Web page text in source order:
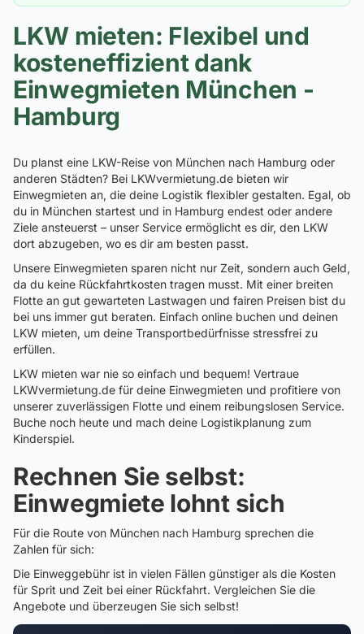
LKW mieten: Flexibel und
kosteneffizient dank
Einwegmieten München -
Hamburg
Du planst eine LKW-Reise von München nach Hamburg oder
anderen Städten? Bei LKWvermietung.de bieten wir
Einwegmieten an, die deine Logistik flexibler gestalten. Egal, ob
du in München startest und in Hamburg endest oder andere
Ziele ansteuerst – unser Service ermöglicht es dir, den LKW
dort abzugeben, wo es dir am besten passt.
Unsere Einwegmieten sparen nicht nur Zeit, sondern auch Geld,
da du keine Rückfahrtkosten tragen musst. Mit einer breiten
Flotte an gut gewarteten Lastwagen und fairen Preisen bist du
bei uns immer gut beraten. Einfach online buchen und deinen
LKW mieten, um deine Transportbedürfnisse stressfrei zu
erfüllen.
LKW mieten war nie so einfach und bequem! Vertraue
LKWvermietung.de für deine Einwegmieten und profitiere von
unserer zuverlässigen Flotte und einem reibungslosen Service.
Buche noch heute und mach deine Logistikplanung zum
Kinderspiel.
Rechnen Sie selbst:
Einwegmiete lohnt sich
Für die Route von München nach Hamburg sprechen die
Zahlen für sich:
Die Einweggebühr ist in vielen Fällen günstiger als die Kosten
für Sprit und Zeit bei einer Rückfahrt. Vergleichen Sie die
Angebote und überzeugen Sie sich selbst!